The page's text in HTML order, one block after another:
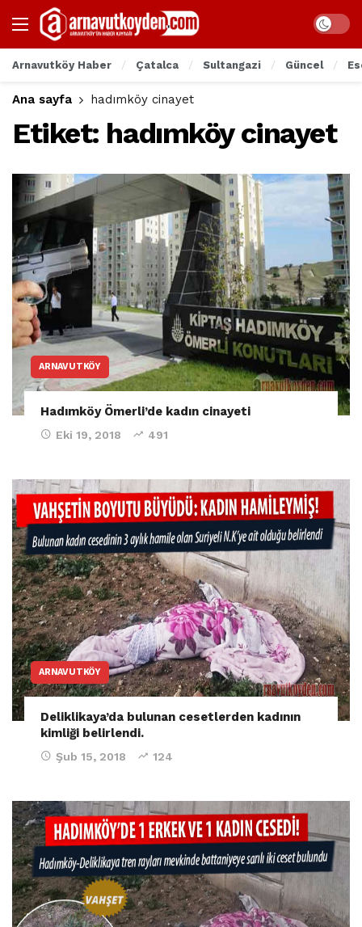
Arnavutköy Haber Çatalca Sultangazi Güncel
Ana sayfa hadımköy cinayet
Etiket: hadımköy cinayet
ARNAVUTKÖY
Hadımköy Ömerli’de kadın cinayeti
Eki 19, 2018 491
ARNAVUTKÖY
Deliklikaya’da bulunan cesetlerden kadının
kimliği belirlendi.
Şub 15, 2018 124